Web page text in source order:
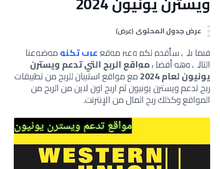
عرض جدول المحتوى (عرض)
فيما يلي سأقدم لكم وعبر موقععربتكنوموضوعنا
التالي وهوأفضلمواقع الربح التي تدعم ويسترن
يونيون لعام 2024 مع مواقع استبيان للربح من تطبيقات
ربح تدعم ويسترن يونيون ثم اربح اون لاين من الربح من
المواقع وكذلك ربح المال من الإنترنت.